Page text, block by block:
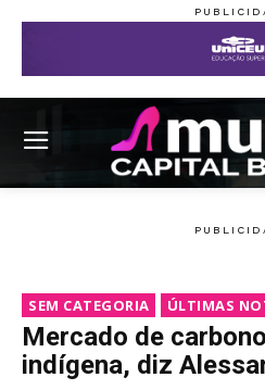
SEM CATEGORIA ÚLTIMAS
Mercado de
indígena, diz